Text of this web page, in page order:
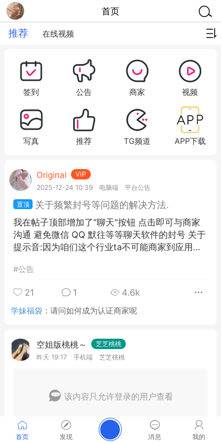
首页 发现 消息 我的
首页
推荐 在线视频
签到 公告 商家 视频
写真 推荐 TG频道 APP下载
Original
VIP
2025-12-24 10:39
电脑端 平台公告
关于频繁封号等问题的解决方法.
我在帖子顶部增加了"聊天"按钮 点击即可与商家
沟通 避免微信 QQ 默往等等聊天软件的封号 关于
提示音:因为咱们这个行业ta不可能商家到应用...
#公告
21 1 4.6k
学妹福袋 ：请问如何成为认证商家呢
空姐版桃桃～
芝芝桃桃
昨天 19:17
手机端 芝芝桃桃
该内容只允许登录的用户查看